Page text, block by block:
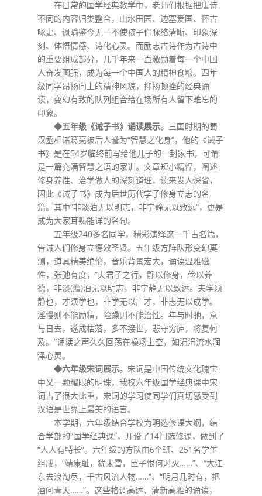
在日常的国学经典教学中，老师们根据把唐诗
不同的内容归类整合，山水田园、边塞爱国、怀古
咏史、讽喻鉴今无一不使孩子们脉络清晰、印象深
刻、体悟情感、诗化心灵。而励志古诗作为古诗中
的重要组成部分，几千年来一直激励着每一个中国
人奋发图强，成为每一个中国人的精神食粮。四年
级同学昂扬向上的精神风貌，抑扬顿挫的经典诵
读，变幻有致的队列组合给在场所有人留下难忘的
印象。
◆五年级《诫子书》诵读展示。 三国时期的蜀
汉丞相诸葛亮被后人誉为“智慧之化身”，他的《诫子
书》是在54岁临终前写给他儿子的一封家书，可谓
是一篇充满智慧之语的家训。文章短小精悍，阐述
修身养性、治学做人的深刻道理，读来发人深省，
因此《诫子书》成为后世历代学子修身立志的名
篇。其中“非淡泊无以明志，非宁静无以致远”，更是
成为大家耳熟能详的名句。
五年级240多名同学，精彩演绎这一千古名篇，
告诫人们修身立德效圣贤。五年级方阵队形变幻莫
测，道具精美绝伦，音乐背景宏大，诵读温雅磁
性，张弛有度，“夫君子之行，静以修身，俭以养
德，非淡(澹)泊无以明志，非宁静无以致远。夫学须
静也，才须学也，非学无以广才，非志无以成学。
淫慢则不能励精，险躁则不能治性。年与时驰，意
与日去，遂成枯落，多不接世，悲守穷庐，将复何
及。”诵读之声久久回荡在操场上空，如涓涓流水润
泽心灵。
◆六年级宋词展示。 宋词是中国传统文化瑰宝
中又一颗耀眼的明珠，我校六年级国学经典课中宋
词占了很大比重，宋词的学习使同学们真切感受到
汉语是世界上最美的语言。
本学期，六年级结合学校为明选修课大纲，结
合学部的“国学经典课”，开设了14门选修课，做到了
“人人有特长”。六年级的方队由6个班、251名学生
组成，“靖康耻，犹未雪，臣子恨何时灭……”、“大江
东去浪淘尽，千古风流人物……”、“明月几时有，把
酒问青天……”。这些格调高远、清新高雅的诵读，